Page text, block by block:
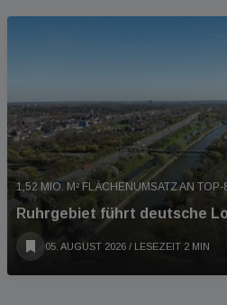
1,52 MIO. M² FLÄCHENUMSATZ AN
Ruhrgebiet führt deutsche
05. AUGUST 2026 / LESEZEIT 2 MIN